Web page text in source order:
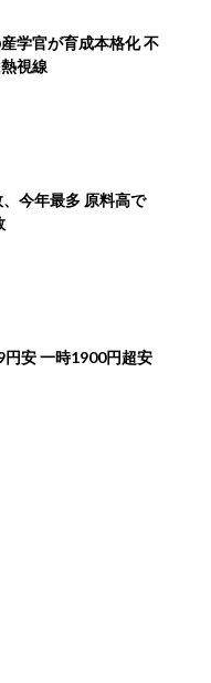
学官が育成本格化 不
視線
今年最多 原料高で
安 一時1900円超安